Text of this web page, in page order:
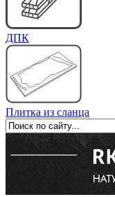
ДПК
Плитка из сланца